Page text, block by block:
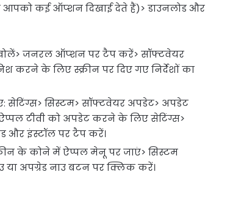
कई ऑप्शन दिखाई देते हैं)> डाउनलोड और
जनरल ऑप्शन पर टैप करें> सॉफ्टवेयर
करने के लिए स्क्रीन पर दिए गए निर्देशों का
सेटिंग्स> सिस्टम> सॉफ्टवेयर अपडेट> अपडेट
टीवी को अपडेट करने के लिए सेटिंग्स>
और इंस्टॉल पर टैप करें।
के कोने में ऐप्पल मेनू पर जाएं> सिस्टम
अपग्रेड नाउ बटन पर क्लिक करें।